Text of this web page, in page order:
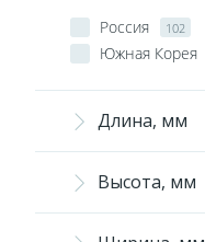
Россия 102
Южная Корея
Длина, мм
Высота, мм